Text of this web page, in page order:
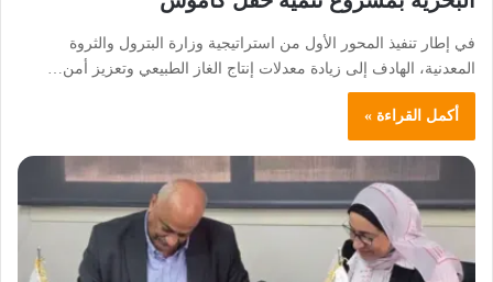
في إطار تنفيذ المحور الأول من استراتيجية وزارة البترول والثروة
المعدنية، الهادف إلى زيادة معدلات إنتاج الغاز الطبيعي وتعزيز أمن…
أكمل القراءة »